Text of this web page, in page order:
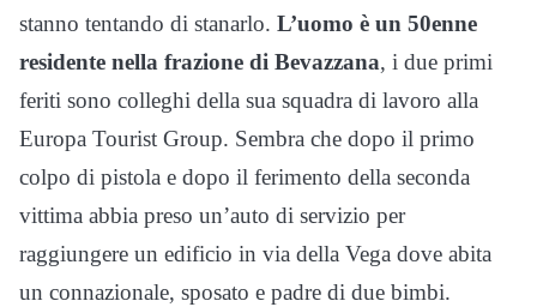
stanno tentando di stanarlo. L’uomo è un 50enne
residente nella frazione di Bevazzana, i due primi
feriti sono colleghi della sua squadra di lavoro alla
Europa Tourist Group. Sembra che dopo il primo
colpo di pistola e dopo il ferimento della seconda
vittima abbia preso un’auto di servizio per
raggiungere un edificio in via della Vega dove abita
un connazionale, sposato e padre di due bimbi.